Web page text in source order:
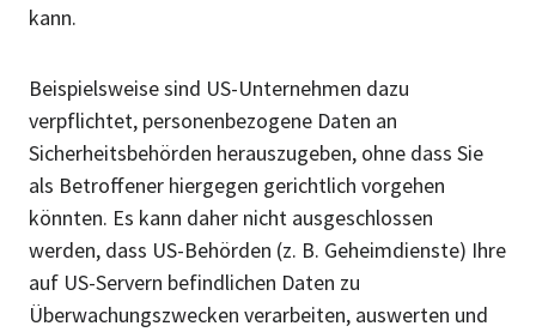
kann.
Beispielsweise sind US-Unternehmen dazu
verpflichtet, personenbezogene Daten an
Sicherheitsbehörden herauszugeben, ohne dass Sie
als Betroffener hiergegen gerichtlich vorgehen
könnten. Es kann daher nicht ausgeschlossen
werden, dass US-Behörden (z. B. Geheimdienste) Ihre
auf US-Servern befindlichen Daten zu
Überwachungszwecken verarbeiten, auswerten und